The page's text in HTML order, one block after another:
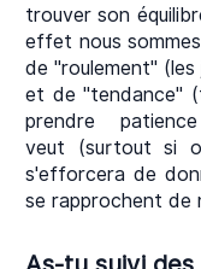
trouver son
effet nous
de "roulement"
et de "tendance"
prendre
veut (surtout si
s'efforcera de
se rapprochent